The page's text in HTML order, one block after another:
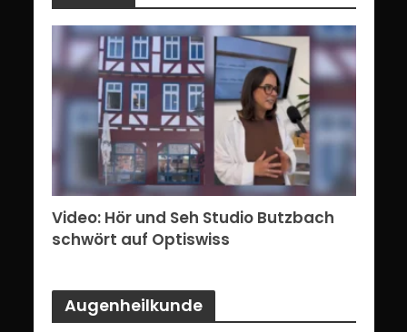
Video: Hör und Seh Studio Butzbach
schwört auf Optiswiss
Augenheilkunde